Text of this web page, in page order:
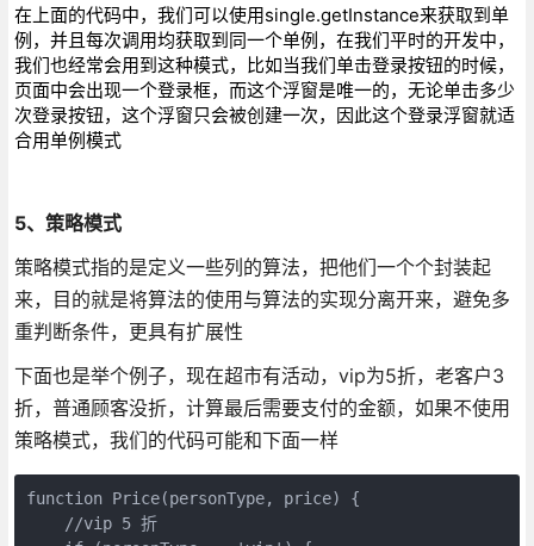
在上面的代码中，我们可以使用single.getInstance来获取到单
例，并且每次调用均获取到同一个单例，在我们平时的开发中，
我们也经常会用到这种模式，比如当我们单击登录按钮的时候，
页面中会出现一个登录框，而这个浮窗是唯一的，无论单击多少
次登录按钮，这个浮窗只会被创建一次，因此这个登录浮窗就适
合用单例模式
5、策略模式
策略模式指的是定义一些列的算法，把他们一个个封装起
来，目的就是将算法的使用与算法的实现分离开来，避免多
重判断条件，更具有扩展性
下面也是举个例子，现在超市有活动，vip为5折，老客户3
折，普通顾客没折，计算最后需要支付的金额，如果不使用
策略模式，我们的代码可能和下面一样
function Price(personType, price) {
    //vip 5 折